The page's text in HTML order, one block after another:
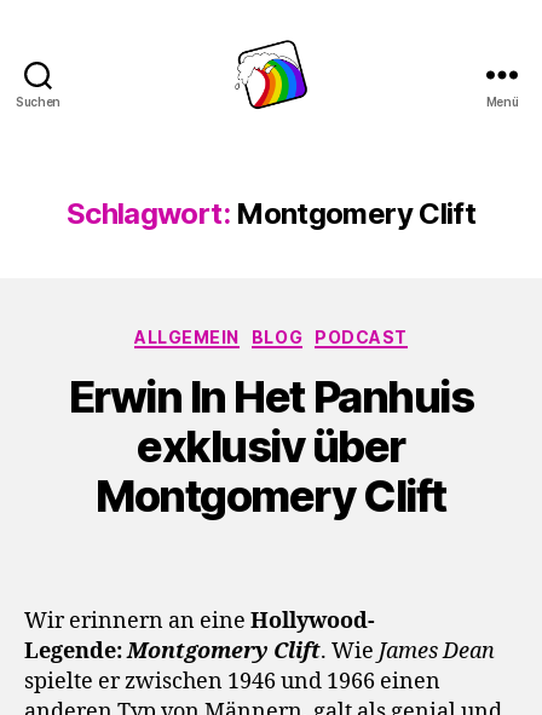
Suchen Menü
Schlagwort: Montgomery Clift
Kategorien
ALLGEMEIN BLOG PODCAST
Erwin In Het Panhuis
exklusiv über
Montgomery Clift
Wir erinnern an eine Hollywood-
Legende:Montgomery Clift. Wie James Dean
spielte er zwischen 1946 und 1966 einen